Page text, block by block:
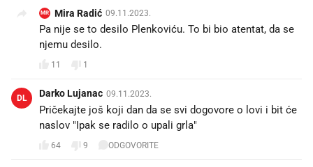
MR Mira Radić 09.11.2023.
Pa nije se to desilo Plenkoviću. To bi bio atentat, da se
njemu desilo.
11 1
DL Darko Lujanac 09.11.2023.
Pričekajte još koji dan da se svi dogovore o lovi i bit će
naslov "Ipak se radilo o upali grla"
64 9 ODGOVORITE